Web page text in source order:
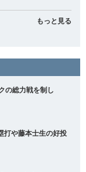
もっと見る
の総力戦を制し
打や藤本士生の好投